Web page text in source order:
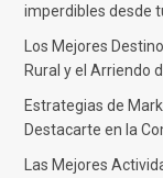
imperdibles desde
Los Mejores
Rural y el Arriendo
Estrategias de
Destacarte en la
Las Mejores